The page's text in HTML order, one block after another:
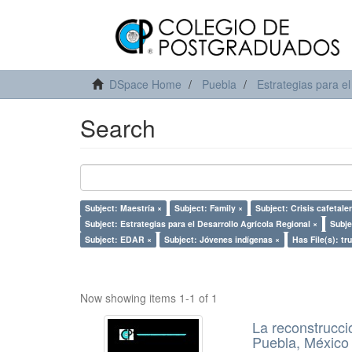
DSpace Home Puebla Estrategias para
Search
Subject: Maestría × Subject: Family ×
Subject: Crisis
Subject: Estrategias para el Desarrollo Agrícola Regional ×
Subject: EDAR ×
Subject: Jóvenes indígenas × Has File(s):
Now showing items 1-1 of 1
La
Puebla, México